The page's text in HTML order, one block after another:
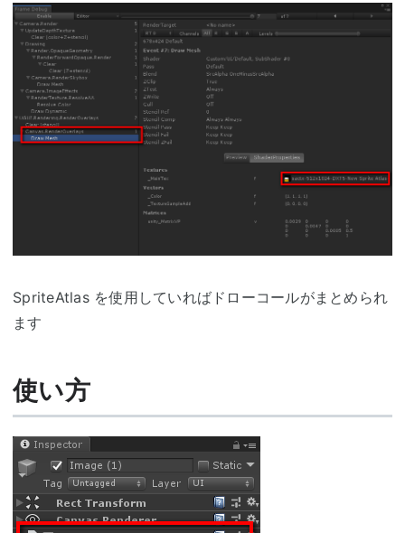
SpriteAtlas を使用していればドローコールがまとめられ
ます
使い方